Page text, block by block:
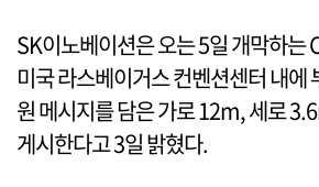
SK이노베이션은 오는 5일 개막하는
미국 라스베이거스 컨벤션센터 내에
원 메시지를 담은 가로 12m, 세로
게시한다고 3일 밝혔다.